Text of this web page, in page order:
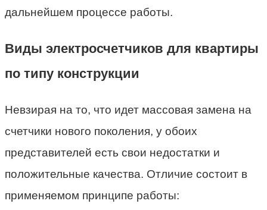
дальнейшем процессе работы.
Виды электросчетчиков для квартиры
по типу конструкции
Невзирая на то, что идет массовая замена на
счетчики нового поколения, у обоих
представителей есть свои недостатки и
положительные качества. Отличие состоит в
применяемом принципе работы: